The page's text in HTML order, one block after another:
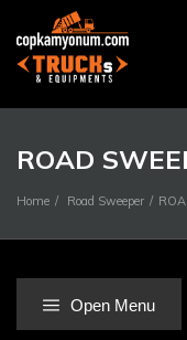
ROAD
Home Road Sweeper
Open Menu